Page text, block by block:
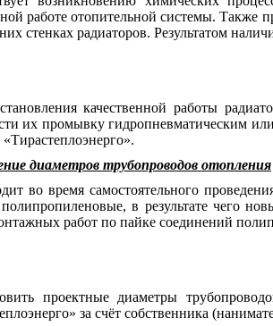
работе отопительной системы. Также
стенках радиаторов. Результатом
качественной работы
их промывку гидропневматическим
диаметров трубопроводов отопления
во время самостоятельного
в результате чего
работ по пайке соединений
проектные диаметры
за счёт собственника